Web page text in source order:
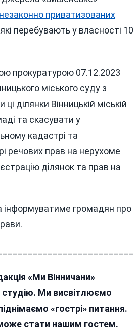
приватизованих
перебувають у власності 10
прокуратурою 07.12.2023
міського суду з
ділянки Вінницькій міській
та скасувати у
кадастрі та
речових прав на нерухоме
ділянок та прав на
інформуватиме громадян про
«Ми Вінничани»
студію. Ми висвітлюємо
«гострі» питання.
стати нашим гостем.